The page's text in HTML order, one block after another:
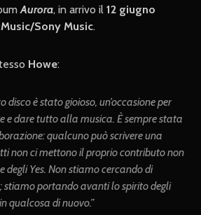
Aurora, in arrivo il12 giugno
Sony Music.
Howe:
disco è stato gioioso, un’occasione per
e dare tutto alla musica. È sempre stata
qualcuno può scrivere una
non ci mettono il proprio contributo non
degli Yes. Non stiamo cercando di
stiamo portando avanti lo spirito degli
qualcosa di nuovo.”